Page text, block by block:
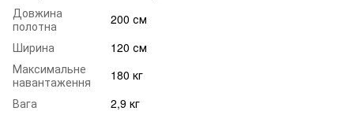
Довжина
полотна
200 см
Ширина
120 см
Максимальне
навантаження
180 кг
Вага
2,9 кг